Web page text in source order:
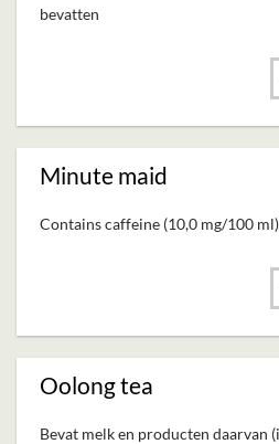
bevatten
Minute maid
Contains caffeine (10,0 mg/100 ml)
Oolong tea
Bevat melk en producten daarvan